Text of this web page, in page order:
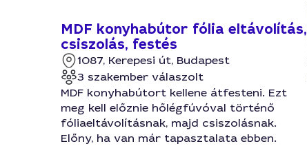
MDF konyhabútor fólia eltávolítás,
csiszolás, festés
1087, Kerepesi út, Budapest
3 szakember válaszolt
MDF konyhabútort kellene átfesteni. Ezt
meg kell előznie hőlégfúvóval történő
fóliaeltávolításnak, majd csiszolásnak.
Előny, ha van már tapasztalata ebben.